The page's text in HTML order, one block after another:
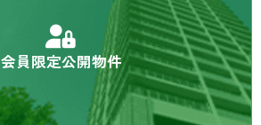
会員限定公開物件